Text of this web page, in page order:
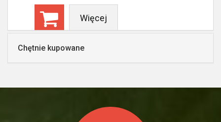
Więcej
Chętnie kupowane